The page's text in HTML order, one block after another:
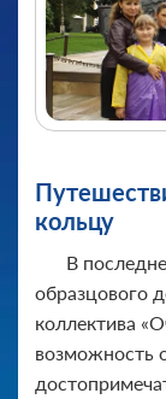
кольцу
В
образцового
коллектива
возможность